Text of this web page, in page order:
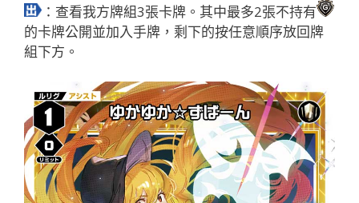
：查看我方牌組3張卡牌。其中最多2張不持有
的卡牌公開並加入手牌，剩下的按任意順序放回牌
組下方。